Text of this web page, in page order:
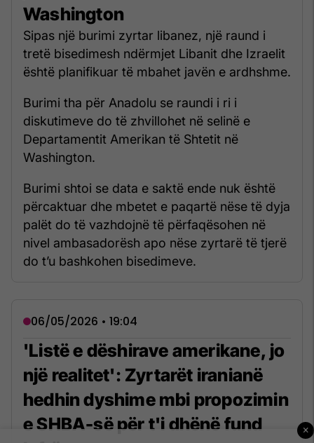
Washington
Sipas një burimi zyrtar libanez, një raund i
tretë bisedimesh ndërmjet Libanit dhe Izraelit
është planifikuar të mbahet javën e ardhshme.
Burimi tha për Anadolu se raundi i ri i
diskutimeve do të zhvillohet në selinë e
Departamentit Amerikan të Shtetit në
Washington.
Burimi shtoi se data e saktë ende nuk është
përcaktuar dhe mbetet e paqartë nëse të dyja
palët do të vazhdojnë të përfaqësohen në
nivel ambasadorësh apo nëse zyrtarë të tjerë
do t’u bashkohen bisedimeve.
06/05/2026 • 19:04
'Listë e dëshirave amerikane, jo
një realitet': Zyrtarët iranianë
hedhin dyshime mbi propozimin
e SHBA-së për t'i dhënë fund
×